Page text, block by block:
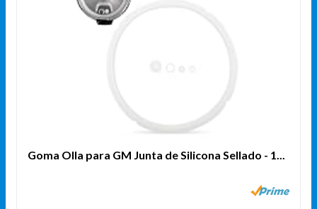
Goma Olla para GM Junta de Silicona Sellado - 1...